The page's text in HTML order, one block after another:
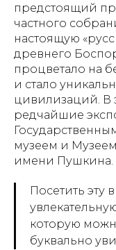
предстоящий
частного
настоящую
древнего
процветало на
и стало
цивилизаций. В
редчайшие
музеем и
имени Пушкина.
Посетить эту
которую
буквально